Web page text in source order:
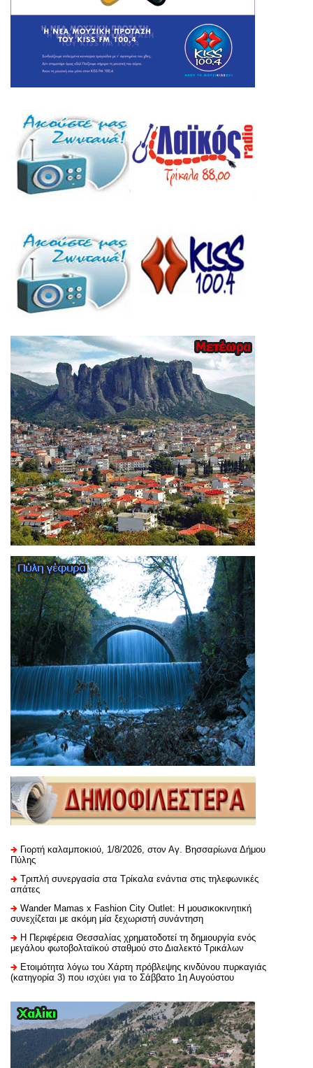
Γιορτή καλαμποκιού, 1/8/2026, στον Αγ. Βησσαρίωνα Δήμου
Πύλης
Τριπλή συνεργασία στα Τρίκαλα ενάντια στις τηλεφωνικές
απάτες
Wander Mamas x Fashion City Outlet: Η μουσικοκινητική
συνεχίζεται με ακόμη μία ξεχωριστή συνάντηση
H Περιφέρεια Θεσσαλίας χρηματοδοτεί τη δημιουργία ενός
μεγάλου φωτοβολταϊκού σταθμού στο Διαλεκτό Τρικάλων
Ετοιμότητα λόγω του Χάρτη πρόβλεψης κινδύνου πυρκαγιάς
(κατηγορία 3) που ισχύει για το Σάββατο 1η Αυγούστου